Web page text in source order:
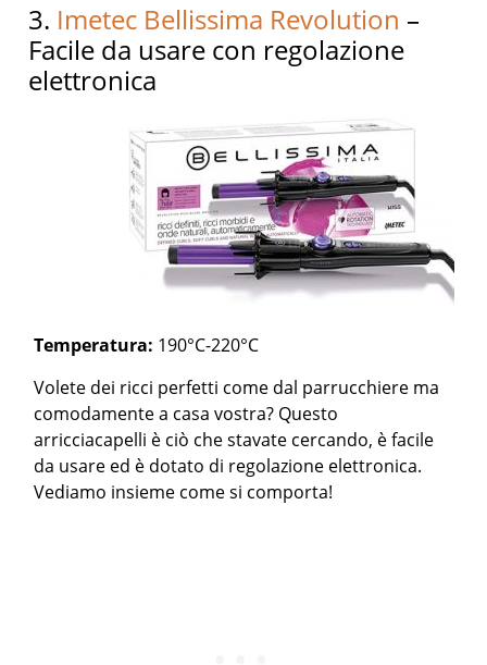
3. Imetec Bellissima Revolution –
Facile da usare con regolazione
elettronica
Temperatura: 190°C-220°C
Volete dei ricci perfetti come dal parrucchiere ma
comodamente a casa vostra? Questo
arricciacapelli è ciò che stavate cercando, è facile
da usare ed è dotato di regolazione elettronica.
Vediamo insieme come si comporta!